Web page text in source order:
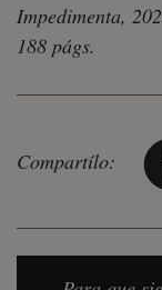
Impedimenta,
188 págs.
Compartílo: